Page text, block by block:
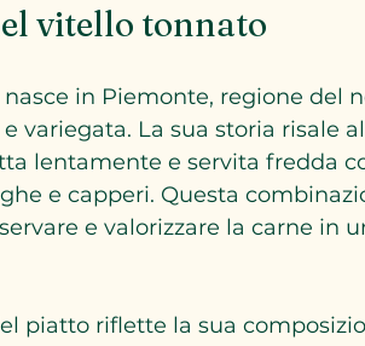
vitello tonnato
in Piemonte, regione del
variegata. La sua storia risale
lentamente e servita fredda
e capperi. Questa
e valorizzare la carne in
piatto riflette la sua